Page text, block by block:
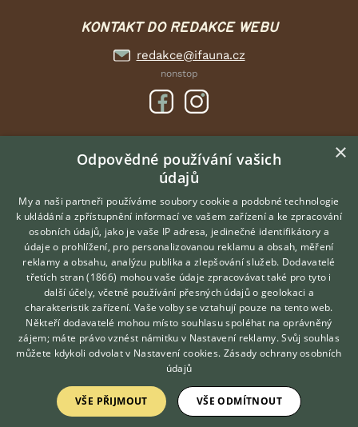
KONTAKT DO REDAKCE WEBU
redakce@ifauna.cz
nonstop
DOMOVSKÁ STRÁNKA
INZERCE
DISKUSE
ČLÁNKY
O nás
Kontakt
Možnosti zvýraznění inzerátů
Podmínky užití
Zpracování osobních údajů
Přihlášení
Registrace
Hledáte zvířecího kamaráda?
Zdarma vám poradí
VETERINÁŘ ONLINE
KONZULTOVAT S
VETERINÁŘEM
×
Odpovědné používání vašich
údajů
My a naši partneři používáme soubory cookie a podobné technologie
k ukládání a zpřístupnění informací ve vašem zařízení a ke zpracování
osobních údajů, jako je vaše IP adresa, jedinečné identifikátory a
údaje o prohlížení, pro personalizovanou reklamu a obsah, měření
reklamy a obsahu, analýzu publika a zlepšování služeb. Dodavatelé
třetích stran (1866) mohou vaše údaje zpracovávat také pro tyto i
další účely, včetně používání přesných údajů o geolokaci a
charakteristik zařízení. Vaše volby se vztahují pouze na tento web.
Někteří dodavatelé mohou místo souhlasu spoléhat na oprávněný
zájem; máte právo vznést námitku v Nastavení reklamy. Svůj souhlas
můžete kdykoli odvolat v Nastavení cookies. Zásady ochrany osobních
údajů
VŠE PŘIJMOUT VŠE ODMÍTNOUT